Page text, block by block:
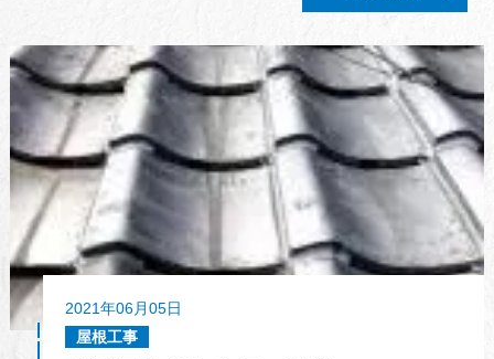
2021年06月05日
屋根工事